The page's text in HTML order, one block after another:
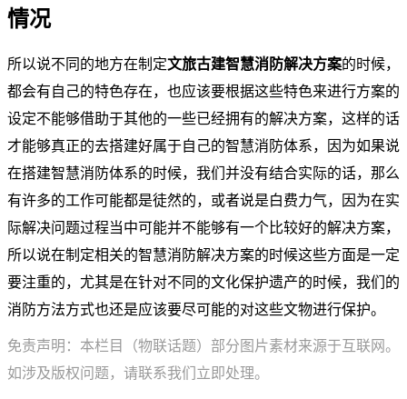
情况
所以说不同的地方在制定文旅古建智慧消防解决方案的时候，
都会有自己的特色存在，也应该要根据这些特色来进行方案的
设定不能够借助于其他的一些已经拥有的解决方案，这样的话
才能够真正的去搭建好属于自己的智慧消防体系，因为如果说
在搭建智慧消防体系的时候，我们并没有结合实际的话，那么
有许多的工作可能都是徒然的，或者说是白费力气，因为在实
际解决问题过程当中可能并不能够有一个比较好的解决方案，
所以说在制定相关的智慧消防解决方案的时候这些方面是一定
要注重的，尤其是在针对不同的文化保护遗产的时候，我们的
消防方法方式也还是应该要尽可能的对这些文物进行保护。
免责声明：本栏目（物联话题）部分图片素材来源于互联网。
如涉及版权问题，请联系我们立即处理。